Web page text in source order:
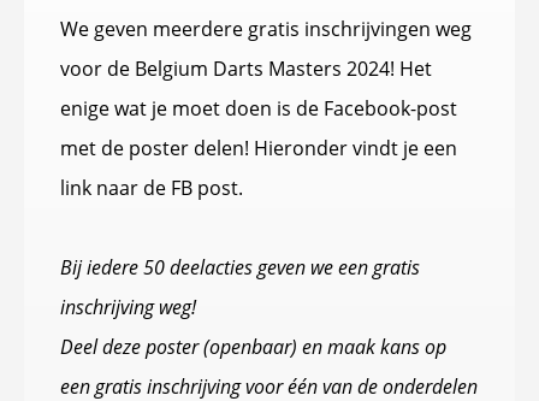
We geven meerdere gratis inschrijvingen weg
voor de Belgium Darts Masters 2024! Het
enige wat je moet doen is de Facebook-post
met de poster delen! Hieronder vindt je een
link naar de FB post.
Bij iedere 50 deelacties geven we een gratis
inschrijving weg!
Deel deze poster (openbaar) en maak kans op
een gratis inschrijving voor één van de onderdelen